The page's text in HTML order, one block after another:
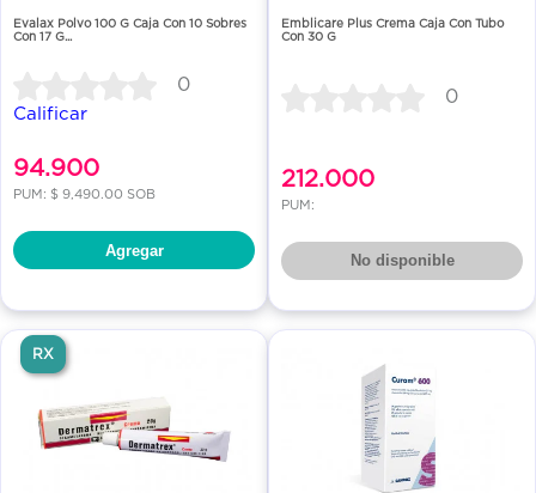
Evalax Polvo 100 G Caja Con 10 Sobres
Con 17 G...
0
Calificar
94.900
PUM: $ 9,490.00 SOB
Agregar
Emblicare Plus Crema Caja Con Tubo
Con 30 G
0
212.000
PUM:
No disponible
RX